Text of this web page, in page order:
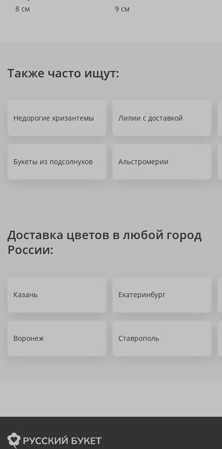
8 см
9 см
Также часто ищут:
Недорогие хризантемы Лилии с доставкой
Букеты из подсолнухов Альстромерии
Доставка цветов в любой город
России:
Казань Екатеринбург
Воронеж Ставрополь